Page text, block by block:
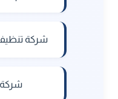
شركة